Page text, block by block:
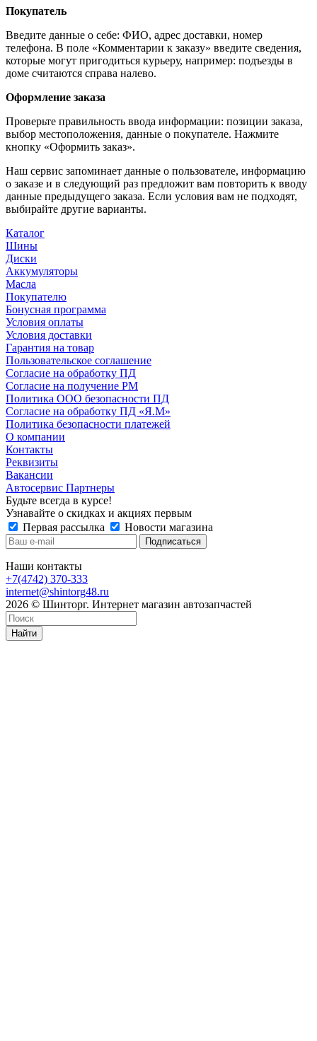
Покупатель
Введите данные о себе: ФИО, адрес доставки, номер
телефона. В поле «Комментарии к заказу» введите сведения,
которые могут пригодиться курьеру, например: подъезды в
доме считаются справа налево.
Оформление заказа
Проверьте правильность ввода информации: позиции заказа,
выбор местоположения, данные о покупателе. Нажмите
кнопку «Оформить заказ».
Наш сервис запоминает данные о пользователе, информацию
о заказе и в следующий раз предложит вам повторить к вводу
данные предыдущего заказа. Если условия вам не подходят,
выбирайте другие варианты.
Каталог
Шины
Диски
Аккумуляторы
Масла
Покупателю
Бонусная программа
Условия оплаты
Условия доставки
Гарантия на товар
Пользовательское соглашение
Согласие на обработку ПД
Согласие на получение РМ
Политика ООО безопасности ПД
Согласие на обработку ПД «Я.М»
Политика безопасности платежей
О компании
Контакты
Реквизиты
Вакансии
Автосервис Партнеры
Будьте всегда в курсе!
Узнавайте о скидках и акциях первым
Первая рассылка
Новости магазина
Наши контакты
+7(4742) 370-333
internet@shintorg48.ru
2026 © Шинторг. Интернет магазин автозапчастей
Найти